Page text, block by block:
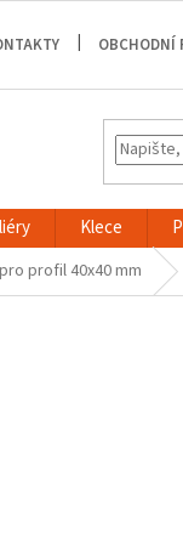
OBCHODNÍ
Klece
profil 40x40 mm